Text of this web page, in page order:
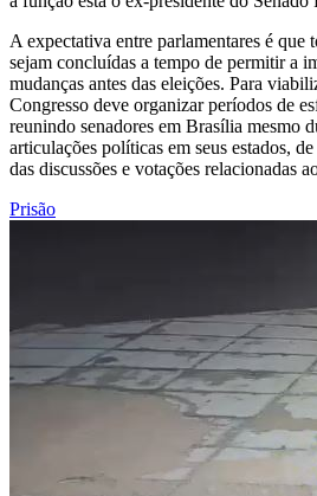
A expectativa entre parlamentares é que
sejam concluídas a tempo de permitir a
mudanças antes das eleições. Para
Congresso deve organizar períodos de
reunindo senadores em Brasília mesmo
articulações políticas em seus estados,
das discussões e votações relacionadas
Prisão